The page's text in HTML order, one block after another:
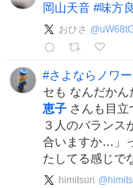
岡山天音 #味方
おひさ @
#さよならノワ
セも なんだか
恵子 さんも目
３人のバランス
合いますか…」
たしてる感じで
himitsuri @